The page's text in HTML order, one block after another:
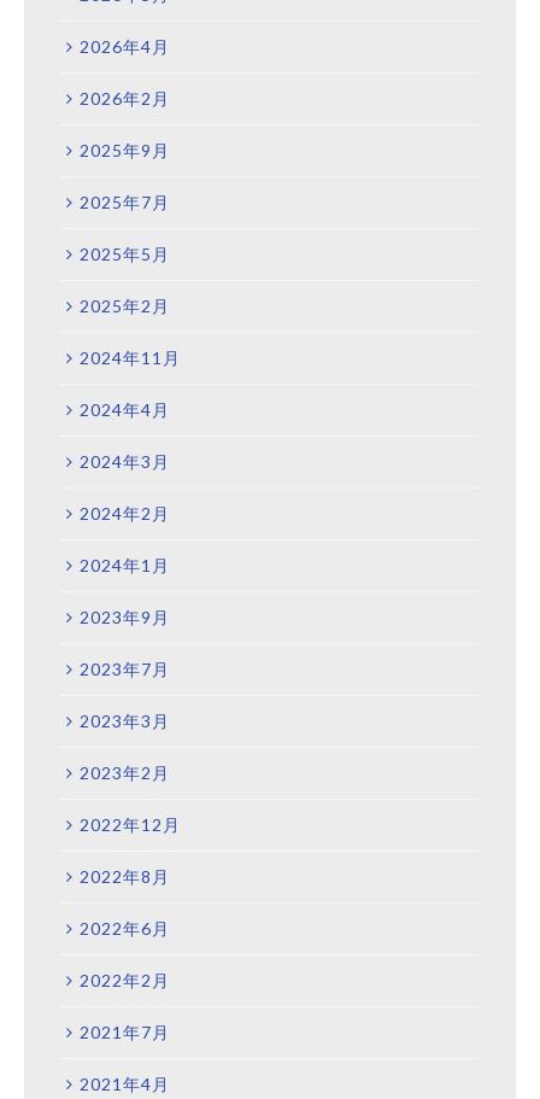
2026年4月
2026年2月
2025年9月
2025年7月
2025年5月
2025年2月
2024年11月
2024年4月
2024年3月
2024年2月
2024年1月
2023年9月
2023年7月
2023年3月
2023年2月
2022年12月
2022年8月
2022年6月
2022年2月
2021年7月
2021年4月